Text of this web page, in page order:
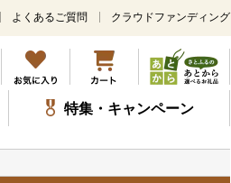
メ
ン
コ
ン
テ
ツ
よくあるご質問 クラウドファンディング
特集・キャンペーン